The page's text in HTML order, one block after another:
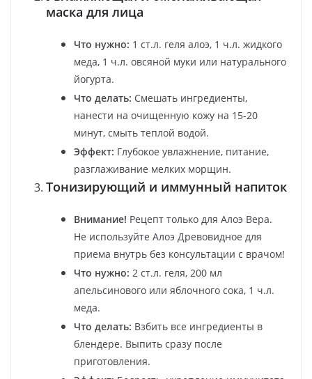
маска для лица
Что нужно: 1 ст.л. геля алоэ, 1 ч.л. жидкого
меда, 1 ч.л. овсяной муки или натурального
йогурта.
Что делать: Смешать ингредиенты,
нанести на очищенную кожу на 15-20
минут, смыть теплой водой.
Эффект: Глубокое увлажнение, питание,
разглаживание мелких морщин.
Тонизирующий и иммунный напиток
Внимание! Рецепт только для Алоэ Вера.
Не используйте Алоэ Древовидное для
приема внутрь без консультации с врачом!
Что нужно: 2 ст.л. геля, 200 мл
апельсинового или яблочного сока, 1 ч.л.
меда.
Что делать: Взбить все ингредиенты в
блендере. Выпить сразу после
приготовления.